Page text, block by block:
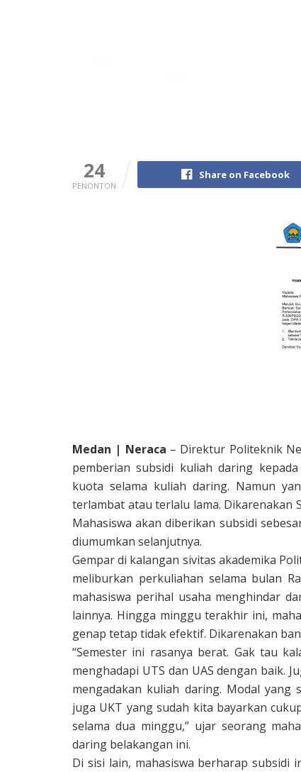
24
PENONTON
Share on Facebook
Medan | Neraca – Direktur Politeknik
pemberian subsidi kuliah daring
kuota selama kuliah daring. Namun
terlambat atau terlalu lama. Dikarenakan
Mahasiswa akan diberikan subsidi
diumumkan selanjutnya.
Gempar di kalangan sivitas akademika
meliburkan perkuliahan selama bulan
mahasiswa perihal usaha menghindar
lainnya. Hingga minggu terakhir ini,
genap tetap tidak efektif. Dikarenakan
“Semester ini rasanya berat. Gak tau
menghadapi UTS dan UAS dengan baik.
mengadakan kuliah daring. Modal
juga UKT yang sudah kita bayarkan
selama dua minggu,” ujar seorang
daring belakangan ini.
Di sisi lain, mahasiswa berharap subsidi